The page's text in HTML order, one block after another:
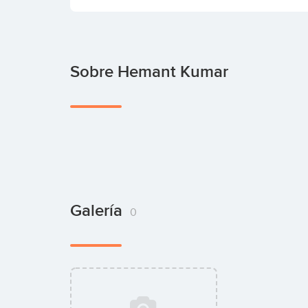
Sobre Hemant Kumar
Galería 0